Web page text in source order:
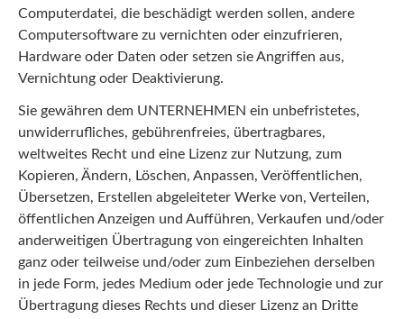
Computerdatei, die beschädigt werden sollen, andere
Computersoftware zu vernichten oder einzufrieren,
Hardware oder Daten oder setzen sie Angriffen aus,
Vernichtung oder Deaktivierung.
Sie gewähren dem UNTERNEHMEN ein unbefristetes,
unwiderrufliches, gebührenfreies, übertragbares,
weltweites Recht und eine Lizenz zur Nutzung, zum
Kopieren, Ändern, Löschen, Anpassen, Veröffentlichen,
Übersetzen, Erstellen abgeleiteter Werke von, Verteilen,
öffentlichen Anzeigen und Aufführen, Verkaufen und/oder
anderweitigen Übertragung von eingereichten Inhalten
ganz oder teilweise und/oder zum Einbeziehen derselben
in jede Form, jedes Medium oder jede Technologie und zur
Übertragung dieses Rechts und dieser Lizenz an Dritte